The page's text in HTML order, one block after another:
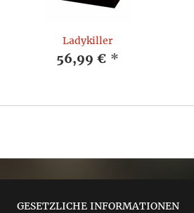
Ladykiller
56,99 € *
GESETZLICHE INFORMATIONEN